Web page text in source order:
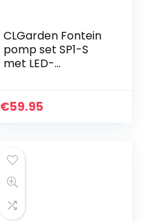
CLGarden Fontein
pomp set SP1-S
met LED-
waterspel
l/h
€59.95